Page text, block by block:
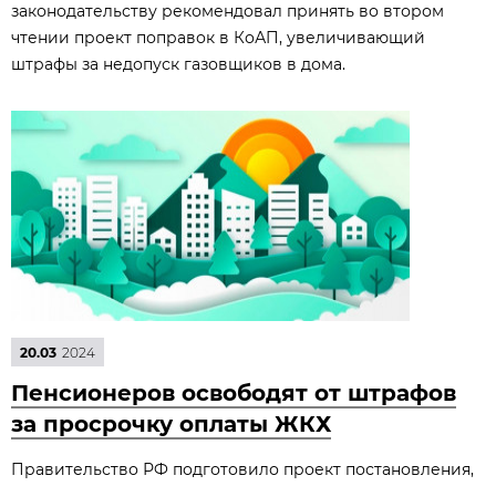
законодательству рекомендовал принять во втором
чтении проект поправок в КоАП, увеличивающий
штрафы за недопуск газовщиков в дома.
20.03 2024
Пенсионеров освободят от штрафов
за просрочку оплаты ЖКХ
Правительство РФ подготовило проект постановления,